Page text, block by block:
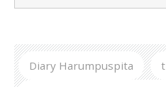
Diary Harumpuspita